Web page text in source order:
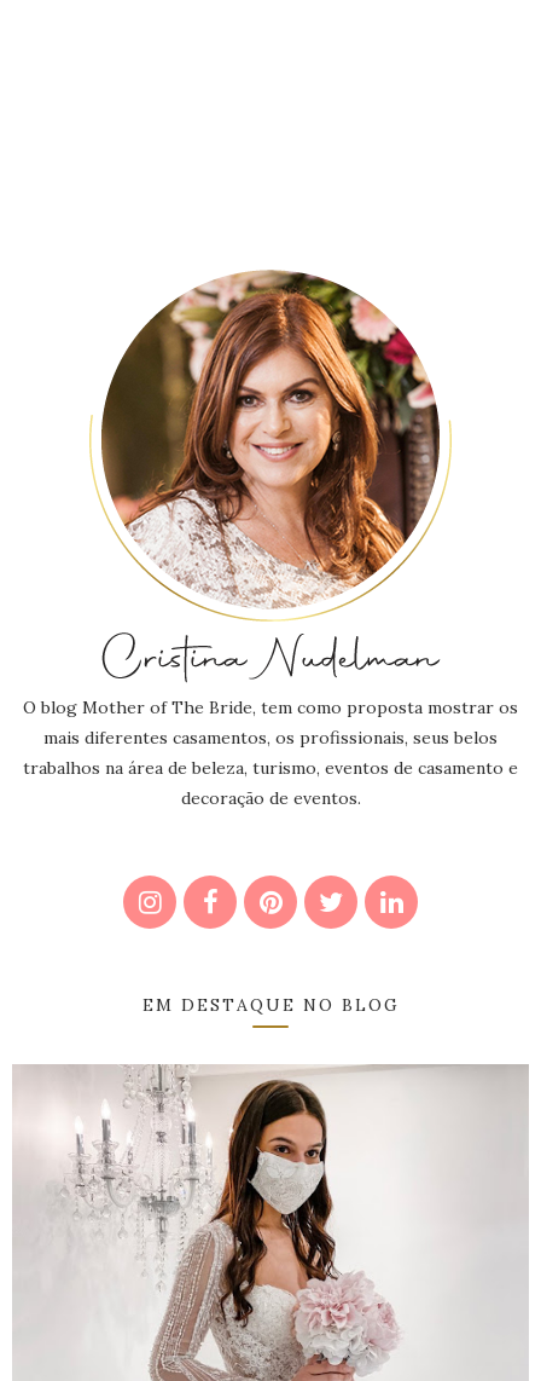
O blog Mother of The Bride, tem como proposta mostrar os
mais diferentes casamentos, os profissionais, seus belos
trabalhos na área de beleza, turismo, eventos de casamento e
decoração de eventos.
EM DESTAQUE NO BLOG